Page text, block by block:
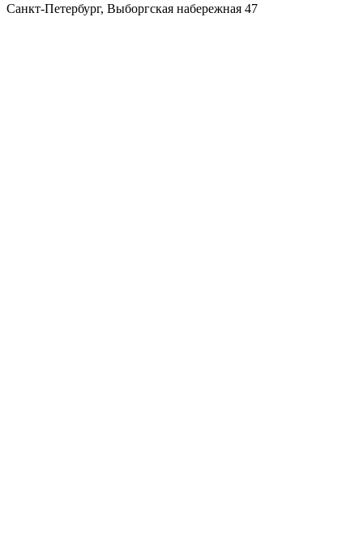
Санкт-Петербург, Выборгская набережная 47